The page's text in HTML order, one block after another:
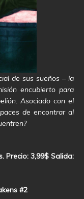
de sus sueños – la
encubierto para
Asociado con el
de encontrar al
Precio: 3,99$ Salida:
#2